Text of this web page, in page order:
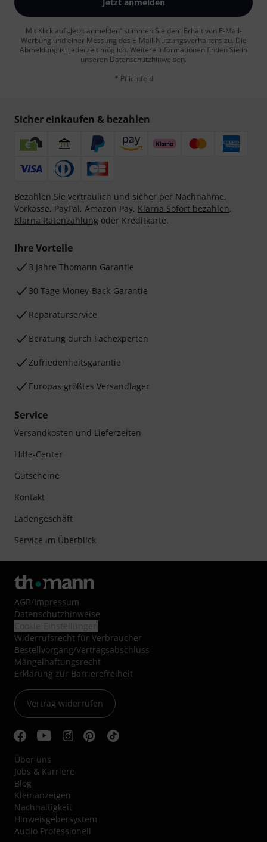
Mit Klick auf „Jetzt anmelden“ stimmen Sie dem Erhalt von E-Mail-
Werbung und einer Messung des E-Mail-Nutzungsverhaltens zu. Die
Abmeldung ist jederzeit möglich. Weitere Informationen finden Sie in
unseren Datenschutzhinweisen.
* Pflichtfeld
Sicher einkaufen & bezahlen
Bezahlen Sie vertraulich und sicher per Nachnahme,
Vorkasse, PayPal, Amazon Pay, Klarna Sofort bezahlen,
Klarna Ratenzahlung oder Kreditkarte.
Ihre Vorteile
3 Jahre Thomann Garantie
30 Tage Money-Back-Garantie
Reparaturservice
Beratung durch Fachexperten
Zufriedenheitsgarantie
Europas größtes Versandlager
Service
Versandkosten und Lieferzeiten
Hilfe-Center
Gutscheine
Kontakt
Ladengeschäft
Service im Überblick
AGB/Impressum
Datenschutzhinweise
Widerrufsrecht für Verbraucher
Bestellvorgang/Vertragsabschluss
Mängelhaftungsrecht
Erklärung zur Barrierefreiheit
Vertrag widerrufen
Über uns
Jobs & Karriere
Blog
Kleinanzeigen
Nachhaltigkeit
Hinweisgebersystem
Audio Professionell